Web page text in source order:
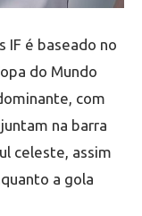
IF é baseado no
do Mundo
com
na barra
celeste, assim
a gola